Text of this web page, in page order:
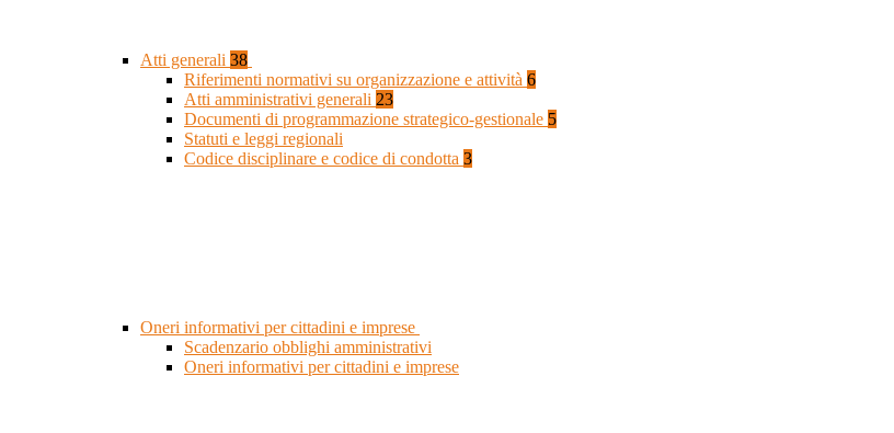
Atti generali 38
Riferimenti normativi su organizzazione e attività 6
Atti amministrativi generali 23
Documenti di programmazione strategico-gestionale 5
Statuti e leggi regionali
Codice disciplinare e codice di condotta 3
Oneri informativi per cittadini e imprese
Scadenzario obblighi amministrativi
Oneri informativi per cittadini e imprese